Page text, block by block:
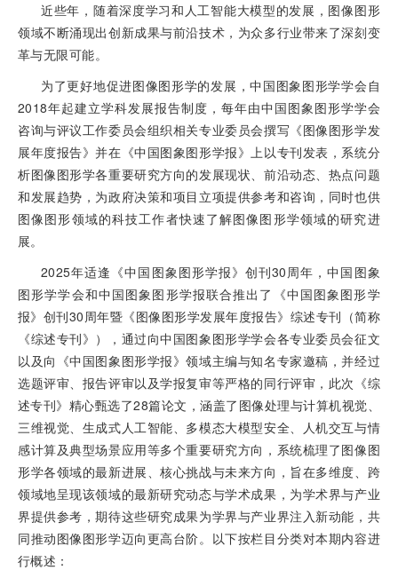
近些年，随着深度学习和人工智能大模型的发展，图像图形
领域不断涌现出创新成果与前沿技术，为众多行业带来了深刻变
革与无限可能。
为了更好地促进图像图形学的发展，中国图象图形学学会自
2018年起建立学科发展报告制度，每年由中国图象图形学学会
咨询与评议工作委员会组织相关专业委员会撰写《图像图形学发
展年度报告》并在《中国图象图形学报》上以专刊发表，系统分
析图像图形学各重要研究方向的发展现状、前沿动态、热点问题
和发展趋势，为政府决策和项目立项提供参考和咨询，同时也供
图像图形领域的科技工作者快速了解图像图形学领域的研究进
展。
2025年适逢《中国图象图形学报》创刊30周年，中国图象
图形学学会和中国图象图形学报联合推出了《中国图象图形学
报》创刊30周年暨《图像图形学发展年度报告》综述专刊（简称
《综述专刊》），通过向中国图象图形学学会各专业委员会征文
以及向《中国图象图形学报》领域主编与知名专家邀稿，并经过
选题评审、报告评审以及学报复审等严格的同行评审，此次《综
述专刊》精心甄选了28篇论文，涵盖了图像处理与计算机视觉、
三维视觉、生成式人工智能、多模态大模型安全、人机交互与情
感计算及典型场景应用等多个重要研究方向，系统梳理了图像图
形学各领域的最新进展、核心挑战与未来方向，旨在多维度、跨
领域地呈现该领域的最新研究动态与学术成果，为学术界与产业
界提供参考，期待这些研究成果为学界与产业界注入新动能，共
同推动图像图形学迈向更高台阶。以下按栏目分类对本期内容进
行概述：